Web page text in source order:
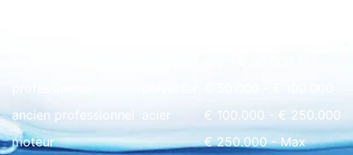
ancien professionnel
moteur
acier
€ 100.000 - € 250.000
€ 250.000 - Max